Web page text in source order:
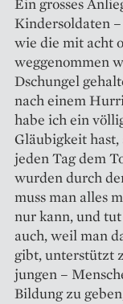
Ein grosses
Kindersoldaten
wie die mit acht
weggenommen
Dschungel
nach einem
habe ich ein
Gläubigkeit
jeden Tag dem
wurden durch
muss man alles
nur kann, und
auch, weil man
gibt, unterstützt
jungen –
Bildung zu